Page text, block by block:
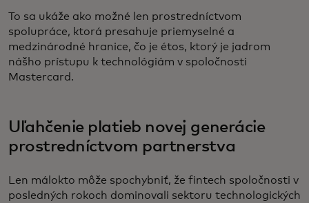
To sa ukáže ako možné len prostredníctvom
spolupráce, ktorá presahuje priemyselné a
medzinárodné hranice, čo je étos, ktorý je jadrom
nášho prístupu k technológiám v spoločnosti
Mastercard.
Uľahčenie platieb novej generácie
prostredníctvom partnerstva
Len málokto môže spochybniť, že fintech spoločnosti v
posledných rokoch dominovali sektoru technologických